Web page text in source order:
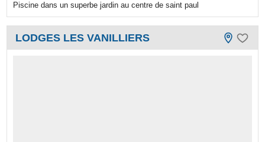
Piscine dans un superbe jardin au centre de saint paul
LODGES LES VANILLIERS